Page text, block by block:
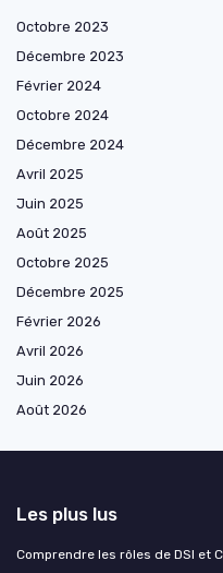
Octobre 2023
Décembre 2023
Février 2024
Octobre 2024
Décembre 2024
Avril 2025
Juin 2025
Août 2025
Octobre 2025
Décembre 2025
Février 2026
Avril 2026
Juin 2026
Août 2026
Les plus lus
Comprendre les rôles de DSI et